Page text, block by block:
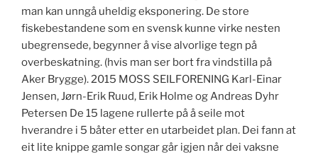
man kan unngå uheldig eksponering. De store
fiskebestandene som en svensk kunne virke nesten
ubegrensede, begynner å vise alvorlige tegn på
overbeskatning. (hvis man ser bort fra vindstilla på
Aker Brygge). 2015 MOSS SEILFORENING Karl-Einar
Jensen, Jørn-Erik Ruud, Erik Holme og Andreas Dyhr
Petersen De 15 lagene rullerte på å seile mot
hverandre i 5 båter etter en utarbeidet plan. Dei fann at
eit lite knippe gamle songar går igjen når dei vaksne